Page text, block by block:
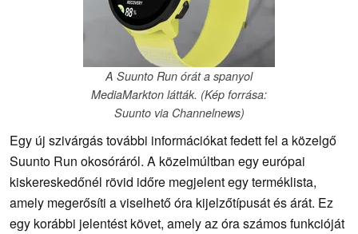
A Suunto Run órát a spanyol
MediaMarkton látták. (Kép forrása:
Suunto via Channelnews)
Egy új szivárgás további információkat fedett fel a közelgő
Suunto Run okosóráról. A közelmúltban egy európai
kiskereskedőnél rövid időre megjelent egy terméklista,
amely megerősíti a viselhető óra kijelzőtípusát és árát. Ez
egy korábbi jelentést követ, amely az óra számos funkcióját